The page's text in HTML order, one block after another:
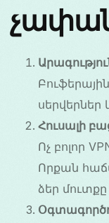
սերվերներ
Հուսալի
Ոչ բոլոր
Որքան
ձեր